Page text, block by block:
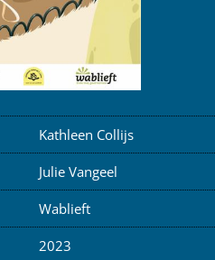
Kathleen Collijs
Julie Vangeel
Wablieft
2023